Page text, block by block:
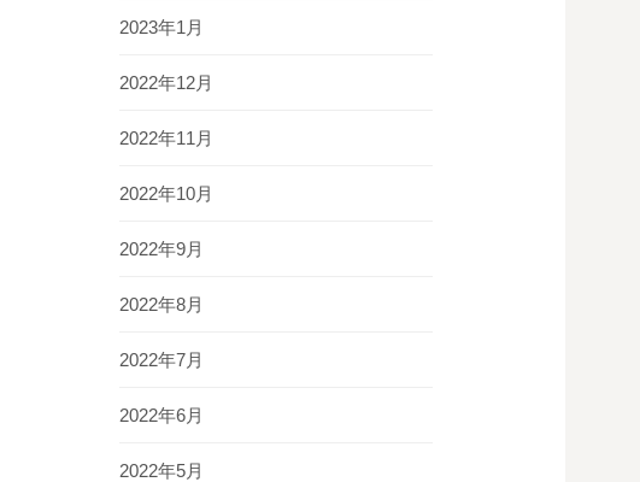
2023年1月
2022年12月
2022年11月
2022年10月
2022年9月
2022年8月
2022年7月
2022年6月
2022年5月